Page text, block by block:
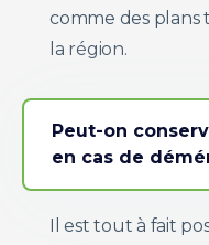
comme des plans
la région.
Peut-on
en cas de
Il est tout à fait